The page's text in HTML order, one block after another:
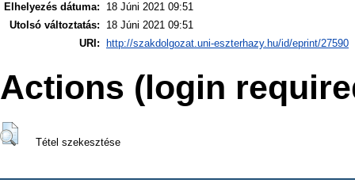
Elhelyezés dátuma:
18 Júni 2021 09:51
Utolsó változtatás:
18 Júni 2021 09:51
URI:
http://szakdolgozat.uni-eszterhazy.hu/id/eprint/27590
Actions (login
Tétel szekesztése